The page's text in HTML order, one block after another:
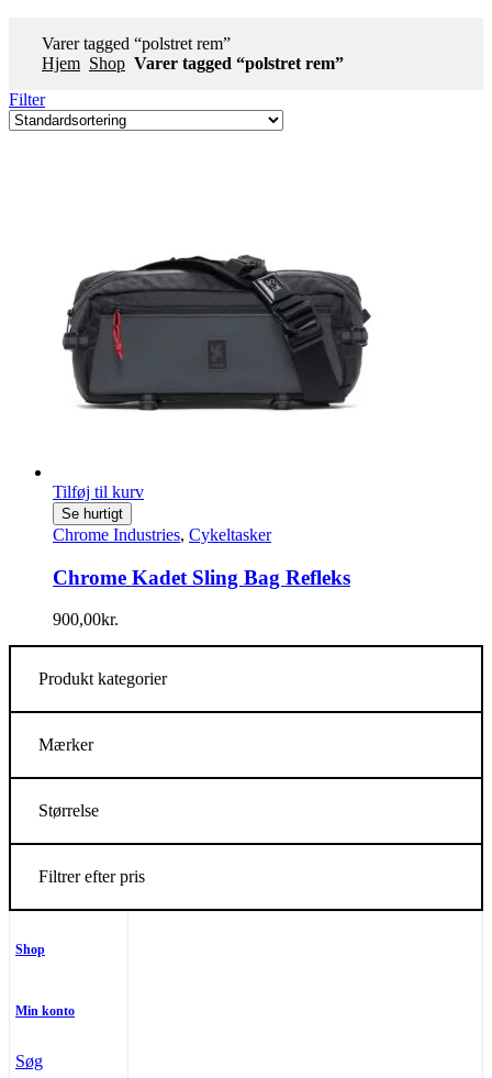
Varer tagged “polstret rem”
Hjem Shop Varer tagged “polstret rem”
Filter
Tilføj til kurv
Se hurtigt
Chrome Industries, Cykeltasker
Chrome Kadet Sling Bag Refleks
900,00kr.
Produkt kategorier
Mærker
Størrelse
Filtrer efter pris
Shop
Min konto
Søg